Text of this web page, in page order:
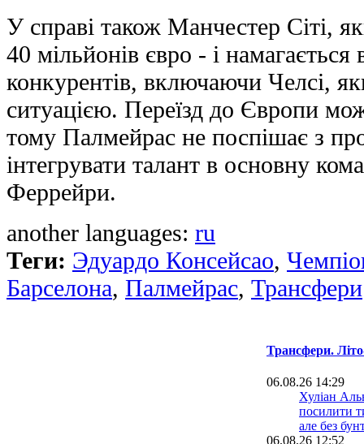
У справі також Манчестер Сіті,
40 мільйонів євро - і намагається
конкурентів, включаючи Челсі,
ситуацією. Переїзд до Європи
тому Палмейрас не поспішає з
інтегрувати талант в основну
Феррейри.
another languages: ru
Теги: Эдуардо Консейсао,
Барселона, Палмейрас, Трансфери
Трансфери.
06.08.26 14:29
Хуліан
посилити
але без
06.08.26 12:52